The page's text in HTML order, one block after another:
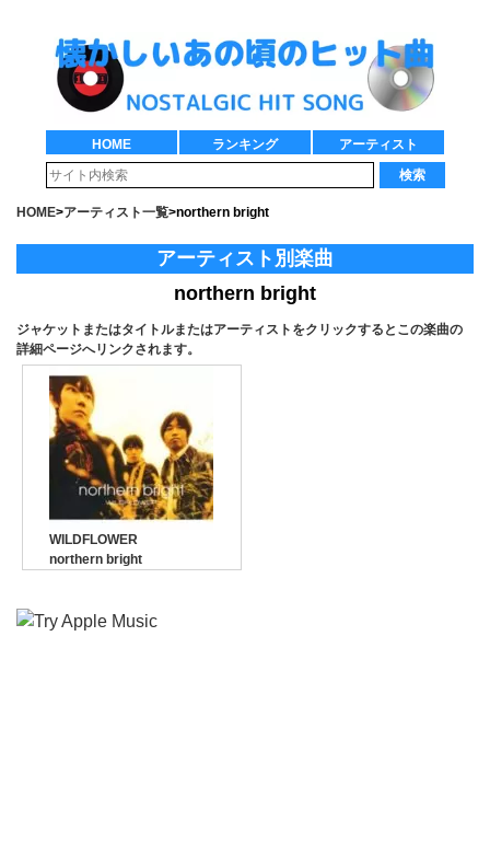
HOME ランキング
アーティスト
検索
HOME>アーティスト一覧>northern bright
アーティスト別楽曲
northern bright
ジャケットまたはタイトルまたはアーティストをクリックするとこの楽曲の
詳細ページへリンクされます。
WILDFLOWER
northern bright